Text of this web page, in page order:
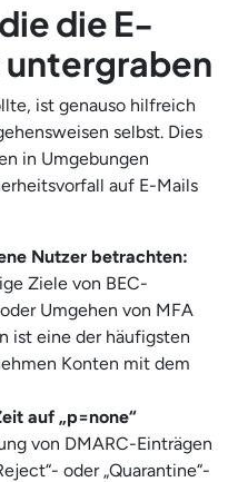
die E-
ist genauso hilfreich
selbst. Dies
in Umgebungen
auf E-Mails
Nutzer betrachten:
Ziele von BEC-
Umgehen von MFA
ist eine der häufigsten
Konten mit dem
auf „p=none“
von DMARC-Einträgen
oder „Quarantine“-